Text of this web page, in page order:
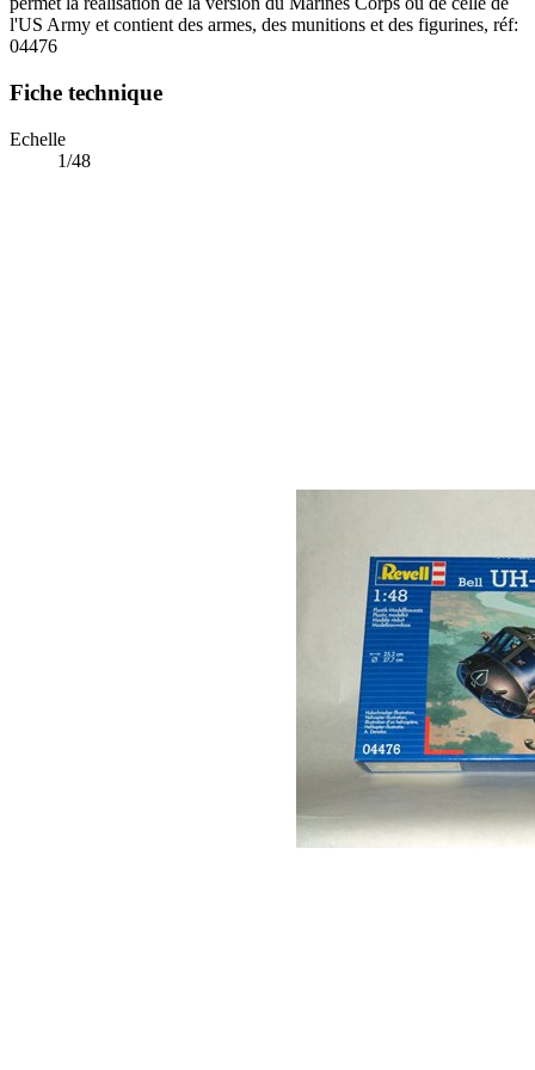
l'US Army et contient des armes, des munitions et des figurines, réf:
04476
Fiche technique
Echelle
1/48